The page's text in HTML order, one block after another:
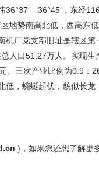
，东经
地势南高北低，西高东
机厂党支部旧址是辖区
人口51.27万人。实现
三次产业比例为0.9：
低，蜿蜒起伏，貌似长
)，如果您还想了解更